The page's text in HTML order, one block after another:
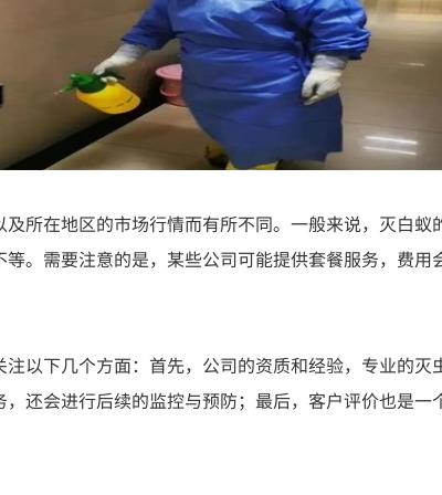
所在地区的市场行情而有所不同。一般来说，灭白
。需要注意的是，某些公司可能提供套餐服务，费
以下几个方面：首先，公司的资质和经验，专业的
还会进行后续的监控与预防；最后，客户评价也是